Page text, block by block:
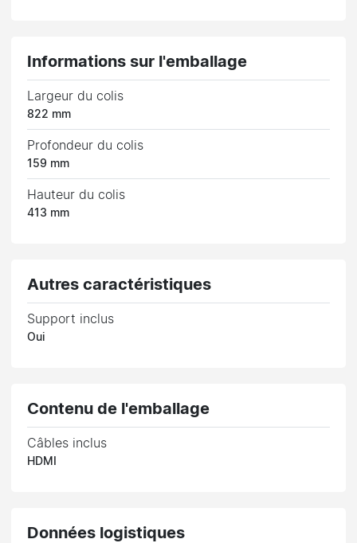
Informations sur l'emballage
Largeur du colis
822 mm
Profondeur du colis
159 mm
Hauteur du colis
413 mm
Autres caractéristiques
Support inclus
Oui
Contenu de l'emballage
Câbles inclus
HDMI
Données logistiques